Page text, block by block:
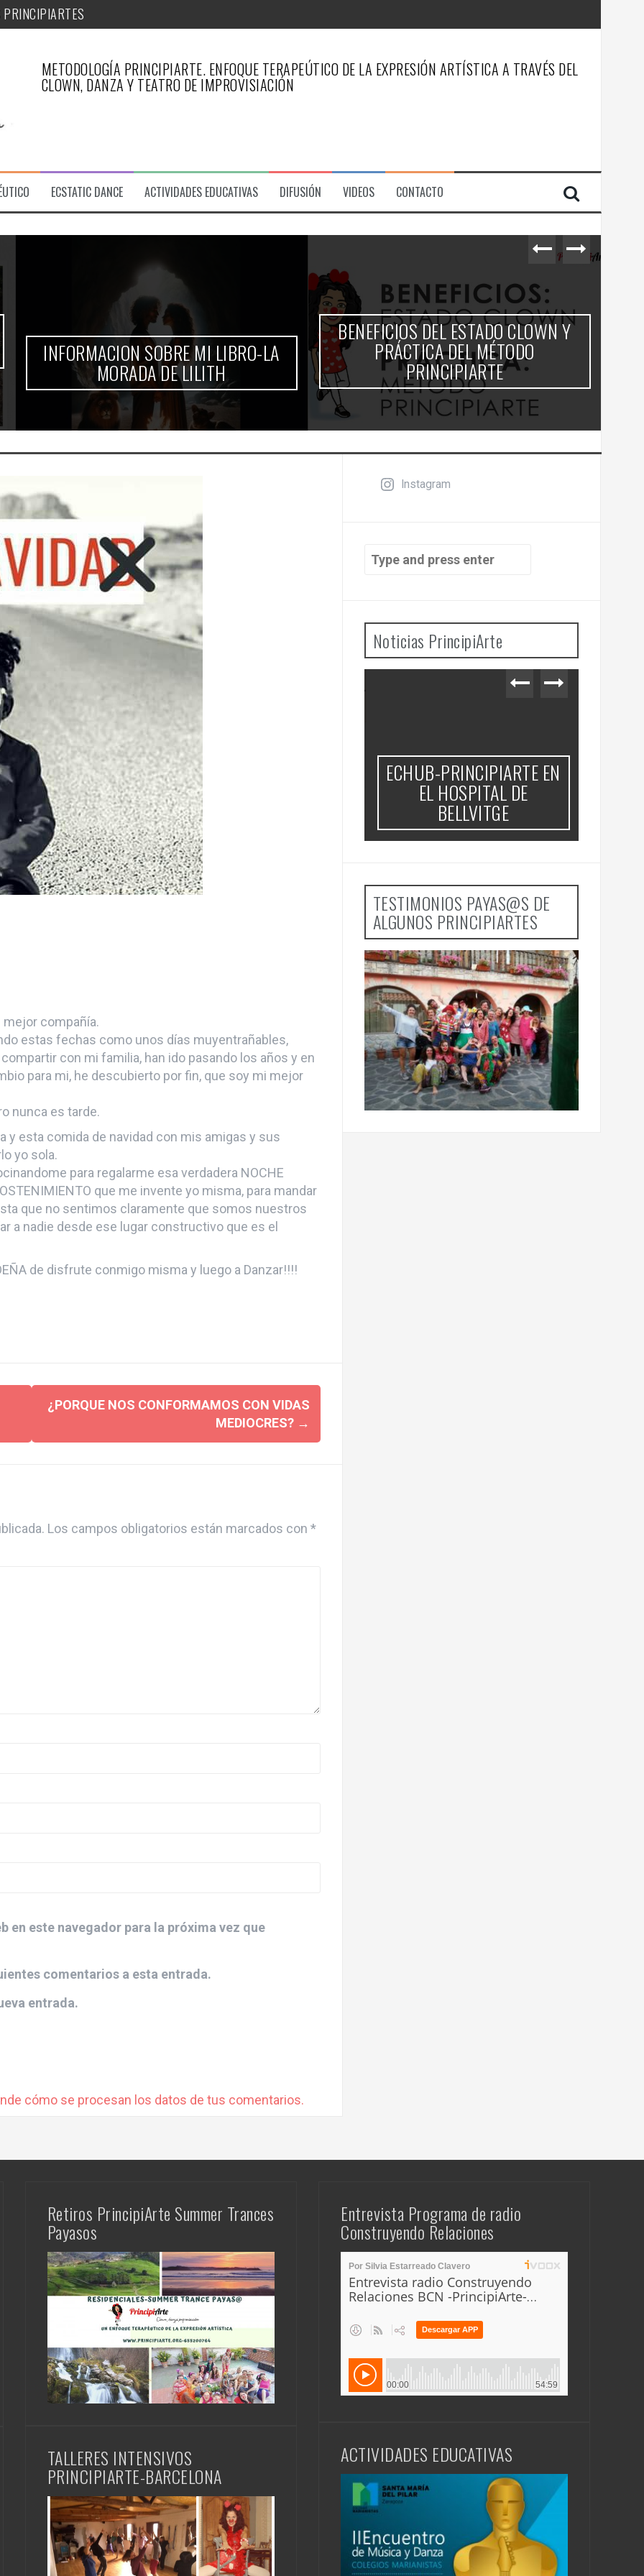
DE PRINCIPIARTE-ARTICULO REVISTA ESFINGE
METODOLOGÍA PRINCIPIARTE. ENFOQUE TERAPEÚTICO DE LA EXPRESIÓN ARTÍSTICA A TRAVÉS DEL
CLOWN, DANZA Y TEATRO DE IMPROVISIACIÓN
ECSTATIC DANCE ACTIVIDADES EDUCATIVAS DIFUSIÓN VIDEOS CONTACTO
INFORMACION SOBRE MI LIBRO-LA
MORADA DE LILITH
BENEFICIOS DEL ESTADO CLOWN Y
PRÁCTICA DEL MÉTODO
PRINCIPIARTE
mejor compañía.
estas fechas como unos días muyentrañables,
con mi familia, han ido pasando los años y en
para mi, he descubierto por fin, que soy mi mejor
nunca es tarde.
y esta comida de navidad con mis amigas y sus
yo sola.
para regalarme esa verdadera NOCHE
que me invente yo misma, para mandar
que no sentimos claramente que somos nuestros
a nadie desde ese lugar constructivo que es el
de disfrute conmigo misma y luego a Danzar!!!!
¿PORQUE NOS CONFORMAMOS CON VIDAS
MEDIOCRES? →
Los campos obligatorios están marcados con *
en este navegador para la próxima vez que
comentarios a esta entrada.
entrada.
cómo se procesan los datos de tus comentarios.
Instagram
Search
for:
Noticias PrincipiArte
PRINCIPIARTE (CLOWN,
DANZA, IMPROVISACIÓN)
CURSO 25-26 (BILBAO)
ECHUB-PRINCIPIARTE EN
EL HOSPITAL DE
BELLVITGE
TESTIMONIOS PAYAS@S DE
ALGUNOS PRINCIPIARTES
Retiros PrincipiArte Summer Trances
Payasos
TALLERES INTENSIVOS
PRINCIPIARTE-BARCELONA
Entrevista Programa de radio
Construyendo Relaciones
ACTIVIDADES EDUCATIVAS